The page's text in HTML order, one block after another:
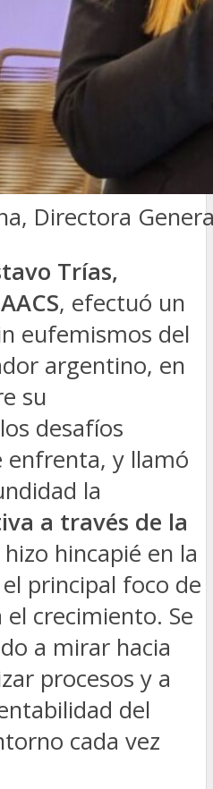
Directora
Trías,
, efectuó un
eufemismos del
argentino, en
su
desafíos
enfrenta, y llamó
la
a través de la
hincapié en la
principal foco de
crecimiento. Se
a mirar hacia
procesos y a
del
cada vez